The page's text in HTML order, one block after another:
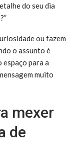
do seu dia
ou fazem
o assunto é
espaço para a
muito
mexer
de